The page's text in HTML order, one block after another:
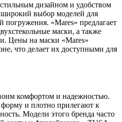
дизайном и удобством
выбор моделей для
«Mares» предлагает
маски, а также
Цены на маски «Mares»
что делает их доступными для
комфортом и надежностью.
и плотно прилегают к
Модели этого бренда часто